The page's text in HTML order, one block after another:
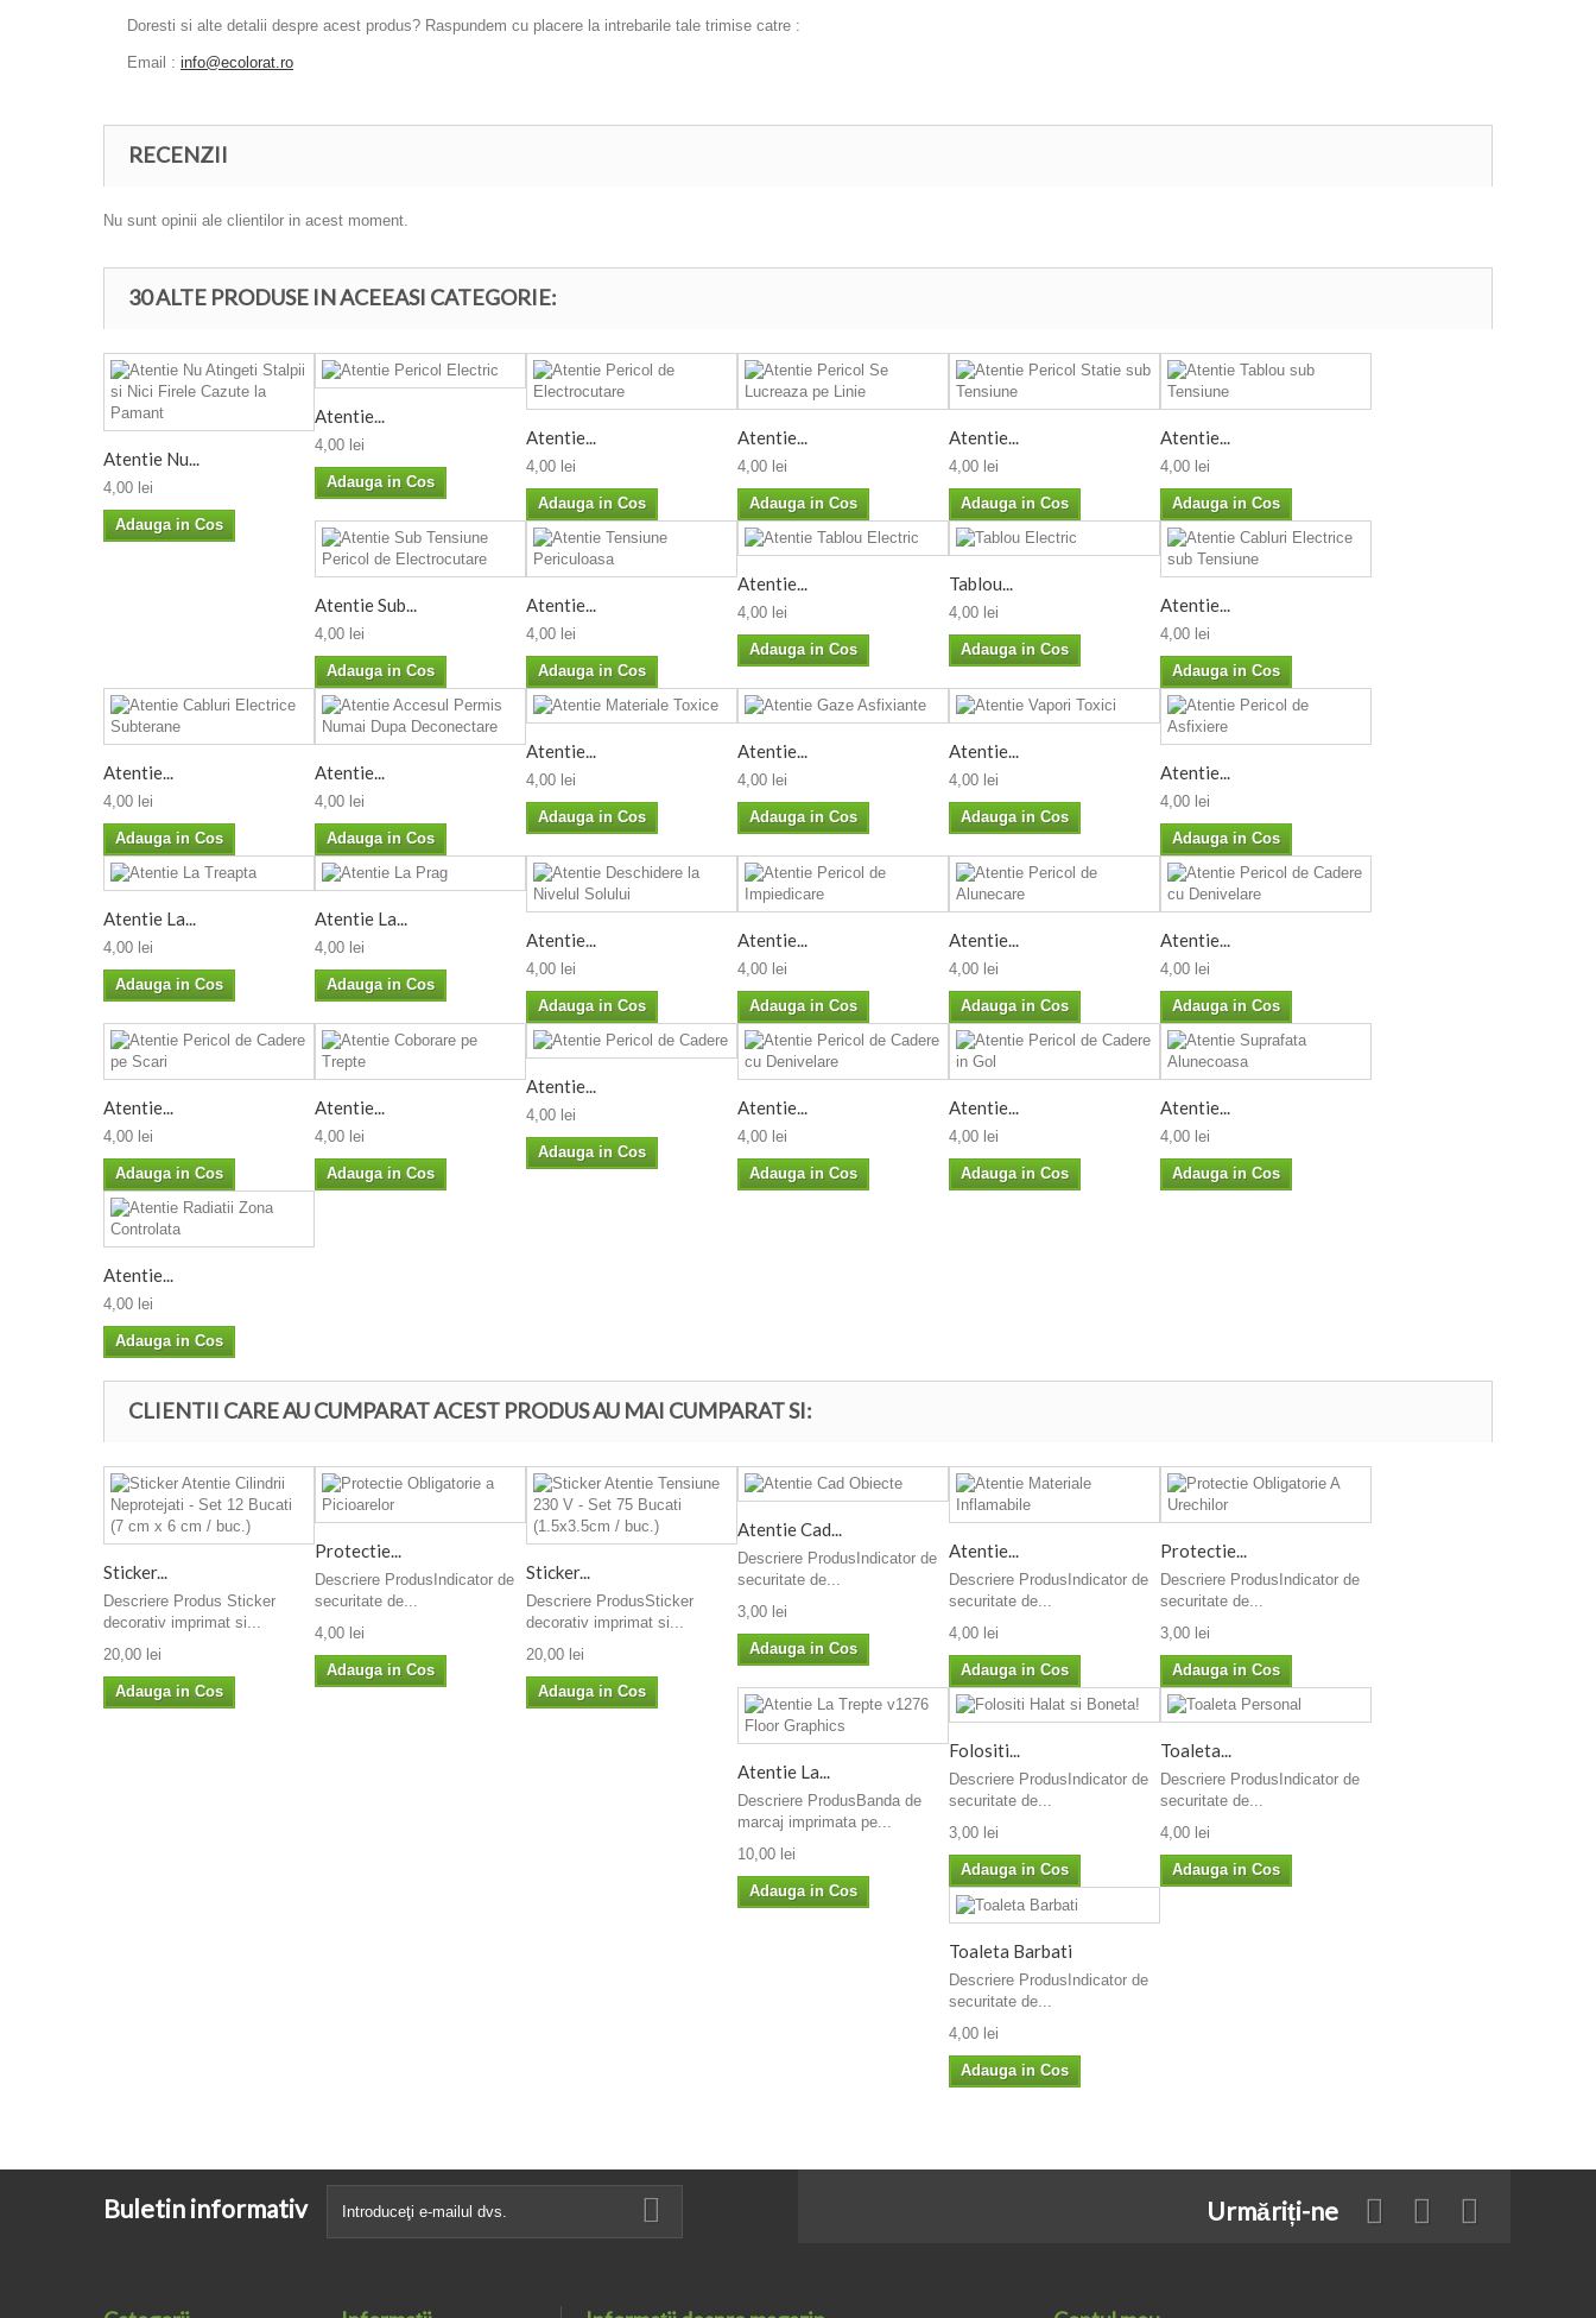
Doresti si alte detalii despre acest produs? Raspundem cu placere la intrebarile tale trimise catre :
Email : info@ecolorat.ro
RECENZII
Nu sunt opinii ale clientilor in acest moment.
30 ALTE PRODUSE IN ACEEASI CATEGORIE:
Atentie Nu...
4,00 lei
Adauga in Cos
Atentie...
4,00 lei
Adauga in Cos
Atentie...
4,00 lei
Adauga in Cos
Atentie...
4,00 lei
Adauga in Cos
Atentie...
4,00 lei
Adauga in Cos
Atentie...
4,00 lei
Adauga in Cos
Atentie Sub...
4,00 lei
Adauga in Cos
Atentie...
4,00 lei
Adauga in Cos
Atentie...
4,00 lei
Adauga in Cos
Tablou...
4,00 lei
Adauga in Cos
Atentie...
4,00 lei
Adauga in Cos
Atentie...
4,00 lei
Adauga in Cos
Atentie...
4,00 lei
Adauga in Cos
Atentie...
4,00 lei
Adauga in Cos
Atentie...
4,00 lei
Adauga in Cos
Atentie...
4,00 lei
Adauga in Cos
Atentie...
4,00 lei
Adauga in Cos
Atentie La...
4,00 lei
Adauga in Cos
Atentie La...
4,00 lei
Adauga in Cos
Atentie...
4,00 lei
Adauga in Cos
Atentie...
4,00 lei
Adauga in Cos
Atentie...
4,00 lei
Adauga in Cos
Atentie...
4,00 lei
Adauga in Cos
Atentie...
4,00 lei
Adauga in Cos
Atentie...
4,00 lei
Adauga in Cos
Atentie...
4,00 lei
Adauga in Cos
Atentie...
4,00 lei
Adauga in Cos
Atentie...
4,00 lei
Adauga in Cos
Atentie...
4,00 lei
Adauga in Cos
Atentie...
4,00 lei
Adauga in Cos
CLIENTII CARE AU CUMPARAT ACEST PRODUS AU MAI CUMPARAT SI:
Sticker...
Descriere Produs Sticker
decorativ imprimat si...
20,00 lei
Adauga in Cos
Protectie...
Descriere ProdusIndicator de
securitate de...
4,00 lei
Adauga in Cos
Sticker...
Descriere ProdusSticker
decorativ imprimat si...
20,00 lei
Adauga in Cos
Atentie Cad...
Descriere ProdusIndicator de
securitate de...
3,00 lei
Adauga in Cos
Atentie...
Descriere ProdusIndicator de
securitate de...
4,00 lei
Adauga in Cos
Protectie...
Descriere ProdusIndicator de
securitate de...
3,00 lei
Adauga in Cos
Atentie La...
Descriere ProdusBanda de
marcaj imprimata pe...
10,00 lei
Adauga in Cos
Folositi...
Descriere ProdusIndicator de
securitate de...
3,00 lei
Adauga in Cos
Toaleta...
Descriere ProdusIndicator de
securitate de...
4,00 lei
Adauga in Cos
Toaleta Barbati
Descriere ProdusIndicator de
securitate de...
4,00 lei
Adauga in Cos
Buletin informativ Urmăriți-ne